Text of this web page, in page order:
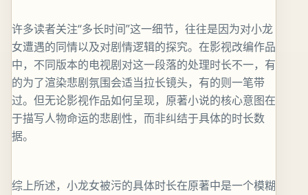
许多读者关注“多长时间”这一细节，往往是因为对小龙
女遭遇的同情以及对剧情逻辑的探究。在影视改编作品
中，不同版本的电视剧对这一段落的处理时长不一，有
的为了渲染悲剧氛围会适当拉长镜头，有的则一笔带
过。但无论影视作品如何呈现，原著小说的核心意图在
于描写人物命运的悲剧性，而非纠结于具体的时长数
据。
综上所述，小龙女被污的具体时长在原著中是一个模糊